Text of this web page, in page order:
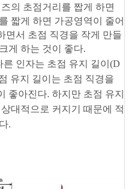
의 초점거리를 짭게 하면
짧게 하면 가공영역이 줄어
면서 초점 직경을 작게 만들
게 하는 것이 좋다.
인자는 초점 유지 길이(D
유지 길이는 초점 직경을
좋아진다. 하지만 초점 유지
대적으로 커지기 때문에 적
.